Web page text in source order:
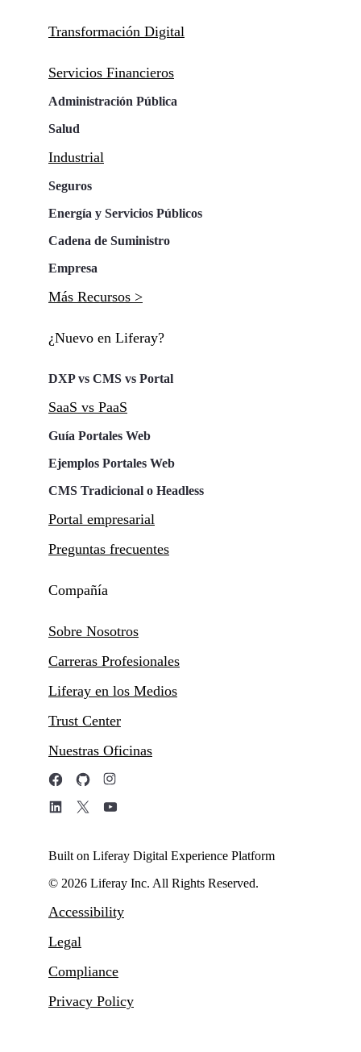
Transformación Digital
Servicios Financieros
Administración Pública
Salud
Industrial
Seguros
Energía y Servicios Públicos
Cadena de Suministro
Empresa
Más Recursos >
¿Nuevo en Liferay?
DXP vs CMS vs Portal
SaaS vs PaaS
Guía Portales Web
Ejemplos Portales Web
CMS Tradicional o Headless
Portal empresarial
Preguntas frecuentes
Compañía
Sobre Nosotros
Carreras Profesionales
Liferay en los Medios
Trust Center
Nuestras Oficinas
Built on Liferay Digital Experience Platform
© 2026 Liferay Inc. All Rights Reserved.
Accessibility
Legal
Compliance
Privacy Policy